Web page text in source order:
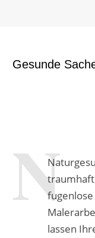
Gesunde
lassen